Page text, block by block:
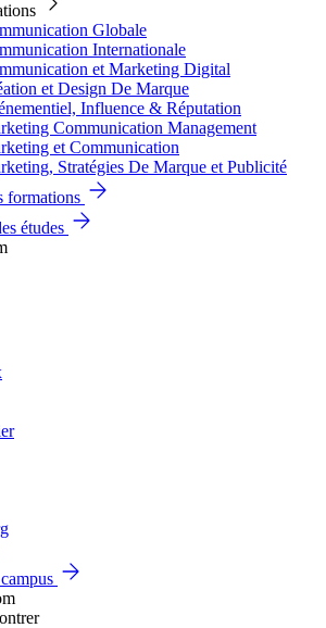
Globale
Internationale
et Marketing Digital
et Design De Marque
Influence & Réputation
Communication Management
et Communication
Stratégies De Marque et Publicité
formations
études